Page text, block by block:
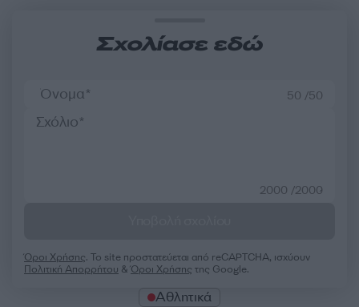
Σχολίασε εδώ
50 /50
2000 /2000
Όροι Χρήσης. Το site προστατεύεται από reCAPTCHA, ισχύουν
Πολιτική Απορρήτου &Όροι Χρήσης της Google.
Αθλητικά